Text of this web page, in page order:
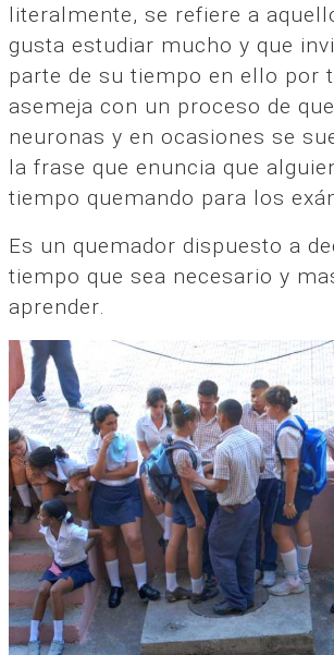
literalmente, se refiere a
gusta estudiar mucho y que
parte de su tiempo en ello por
asemeja con un proceso de
neuronas y en ocasiones se
la frase que enuncia que
tiempo quemando para los
Es un quemador dispuesto a
tiempo que sea necesario y
aprender.